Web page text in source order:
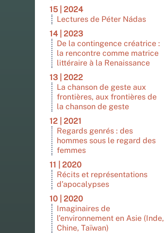
15 | 2024
Lectures de Péter Nádas
14 | 2023
De la contingence créatrice :
la rencontre comme matrice
littéraire à la Renaissance
13 | 2022
La chanson de geste aux
frontières, aux frontières de
la chanson de geste
12 | 2021
Regards genrés : des
hommes sous le regard des
femmes
11 | 2020
Récits et représentations
d’apocalypses
10 | 2020
Imaginaires de
l’environnement en Asie (Inde,
Chine, Taïwan)